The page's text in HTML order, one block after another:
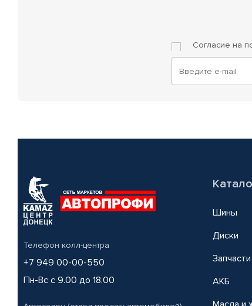
Согласие на
Телефон колл-центра
+7 949 00-00-550
Пн-Вс с 9.00 до 18.00
Шины
Диски
Запчасти
АКБ